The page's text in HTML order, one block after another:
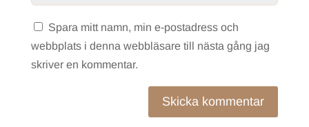
Spara mitt namn, min e-postadress och
webbplats i denna webbläsare till nästa gång jag
skriver en kommentar.
Skicka kommentar